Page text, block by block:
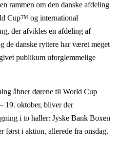
rammen om den danske afdeling
Cup™ og international
der afvikles en afdeling af
de danske ryttere har været meget
publikum uforglemmelige
åbner dørene til World Cup
19. oktober, bliver der
i to haller: Jyske Bank Boxen
først i aktion, allerede fra onsdag.